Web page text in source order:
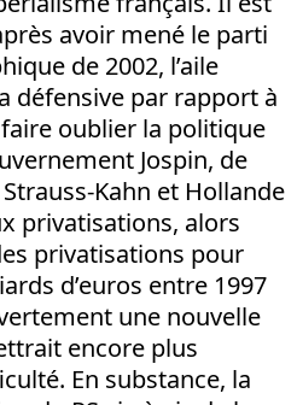
avoir mené le parti
de 2002, l’aile
défensive par rapport à
oublier la politique
Jospin, de
Kahn et Hollande
privatisations, alors
privatisations pour
d’euros entre 1997
une nouvelle
encore plus
En substance, la